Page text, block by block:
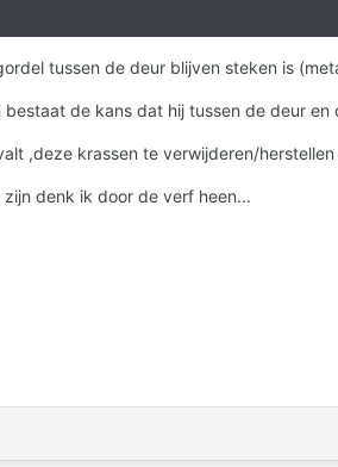
tussen de deur blijven steken is
de kans dat hij tussen de deur
,deze krassen te verwijderen/herstellen
denk ik door de verf heen...